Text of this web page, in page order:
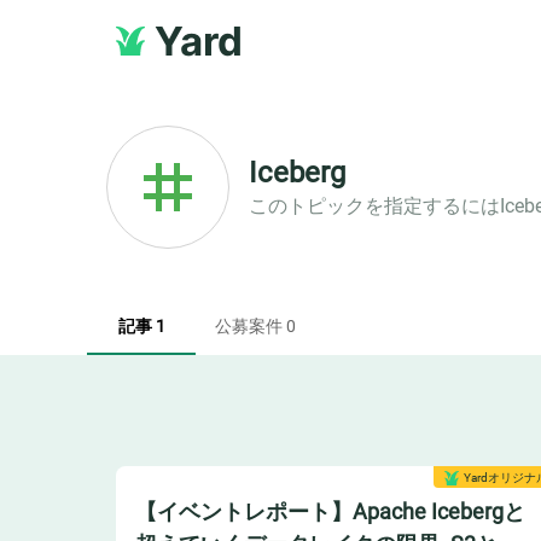
Yard
Iceberg
このトピックを指定するには
記事 1 公募案件 0
Yardオリジナ
【イベントレポート】Apache Icebergと